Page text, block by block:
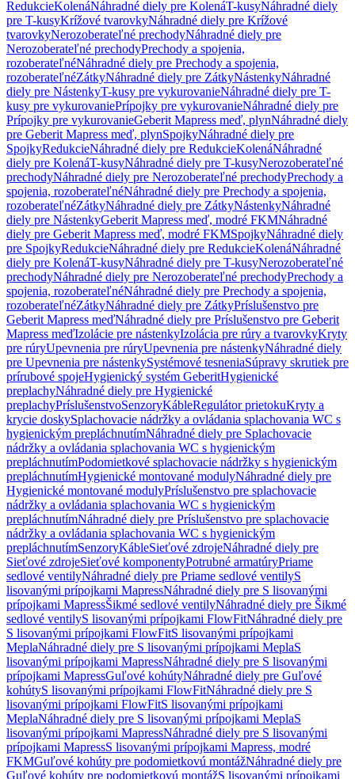
RedukcieKolenáNáhradné diely pre KolenáT-kusyNáhradné diely
pre T-kusyKrížové tvarovkyNáhradné diely pre Krížové
tvarovkyNerozoberateľné prechodyNáhradné diely pre
Nerozoberateľné prechodyPrechody a spojenia,
rozoberateľnéNáhradné diely pre Prechody a spojenia,
rozoberateľnéZátkyNáhradné diely pre ZátkyNástenkyNáhradné
diely pre NástenkyT-kusy pre vykurovanieNáhradné diely pre T-
kusy pre vykurovaniePrípojky pre vykurovanieNáhradné diely pre
Prípojky pre vykurovanieGeberit Mapress meď, plynNáhradné diely
pre Geberit Mapress meď, plynSpojkyNáhradné diely pre
SpojkyRedukcieNáhradné diely pre RedukcieKolenáNáhradné
diely pre KolenáT-kusyNáhradné diely pre T-kusyNerozoberateľné
prechodyNáhradné diely pre Nerozoberateľné prechodyPrechody a
spojenia, rozoberateľnéNáhradné diely pre Prechody a spojenia,
rozoberateľnéZátkyNáhradné diely pre ZátkyNástenkyNáhradné
diely pre NástenkyGeberit Mapress meď, modré FKMNáhradné
diely pre Geberit Mapress meď, modré FKMSpojkyNáhradné diely
pre SpojkyRedukcieNáhradné diely pre RedukcieKolenáNáhradné
diely pre KolenáT-kusyNáhradné diely pre T-kusyNerozoberateľné
prechodyNáhradné diely pre Nerozoberateľné prechodyPrechody a
spojenia, rozoberateľnéNáhradné diely pre Prechody a spojenia,
rozoberateľnéZátkyNáhradné diely pre ZátkyPríslušenstvo pre
Geberit Mapress meďNáhradné diely pre Príslušenstvo pre Geberit
Mapress meďIzolácie pre nástenkyIzolácia pre rúry a tvarovkyKryty
pre rúryUpevnenia pre rúryUpevnenia pre nástenkyNáhradné diely
pre Upevnenia pre nástenkySystémové tesneniaSúpravy skrutiek pre
prírubové spojeHygienický systém GeberitHygienické
preplachyNáhradné diely pre Hygienické
preplachyPríslušenstvoSenzoryKábleRegulátor prietokuKryty a
krycie doskySplachovacie nádržky a ovládania splachovania WC s
hygienickým prepláchnutímNáhradné diely pre Splachovacie
nádržky a ovládania splachovania WC s hygienickým
prepláchnutímPodomietkové splachovacie nádržky s hygienickým
prepláchnutímHygienické montované modulyNáhradné diely pre
Hygienické montované modulyPríslušenstvo pre splachovacie
nádržky a ovládania splachovania WC s hygienickým
prepláchnutímNáhradné diely pre Príslušenstvo pre splachovacie
nádržky a ovládania splachovania WC s hygienickým
prepláchnutímSenzoryKábleSieťové zdrojeNáhradné diely pre
Sieťové zdrojeSieťové komponentyPotrubné armatúryPriame
sedlové ventilyNáhradné diely pre Priame sedlové ventilyS
lisovanými prípojkami MapressNáhradné diely pre S lisovanými
prípojkami MapressŠikmé sedlové ventilyNáhradné diely pre Šikmé
sedlové ventilyS lisovanými prípojkami FlowFitNáhradné diely pre
S lisovanými prípojkami FlowFitS lisovanými prípojkami
MeplaNáhradné diely pre S lisovanými prípojkami MeplaS
lisovanými prípojkami MapressNáhradné diely pre S lisovanými
prípojkami MapressGuľové kohútyNáhradné diely pre Guľové
kohútyS lisovanými prípojkami FlowFitNáhradné diely pre S
lisovanými prípojkami FlowFitS lisovanými prípojkami
MeplaNáhradné diely pre S lisovanými prípojkami MeplaS
lisovanými prípojkami MapressNáhradné diely pre S lisovanými
prípojkami MapressS lisovanými prípojkami Mapress, modré
FKMGuľové kohúty pre podomietkovú montážNáhradné diely pre
Guľové kohúty pre podomietkovú montážS lisovanými prípojkami